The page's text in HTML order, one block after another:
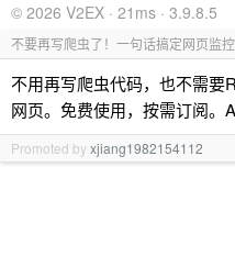
© 2026 V2EX · 21ms · 3.9.8.5
不要再写爬虫了！一句话搞定网页监控
不用再写爬虫代码，也不需要
网页。免费使用，按需订阅。
Promoted byxjiang1982154112